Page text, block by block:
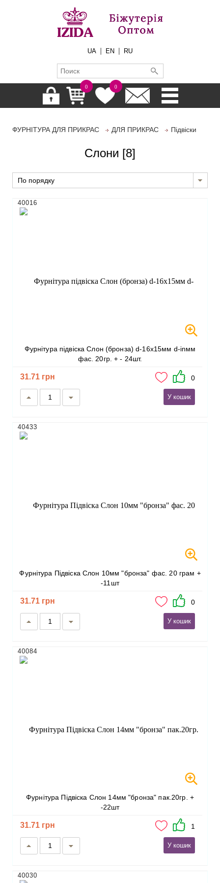
UA | EN | RU
0
0
ФУРНІТУРА ДЛЯ ПРИКРАС ДЛЯ ПРИКРАС Підвіски
Слони [8]
По порядку
Фурнітура підвіска Слон (бронза) d-16х15мм d-inмм
фас. 20гр. + - 24шт.
40016
31.71 грн 0
У кошик
Фурнітура Підвіска Слон 10мм "бронза" фас. 20 грам +
-11шт
40433
31.71 грн 0
У кошик
Фурнітура Підвіска Слон 14мм "бронза" пак.20гр. +
-22шт
40084
31.71 грн 1
У кошик
40030